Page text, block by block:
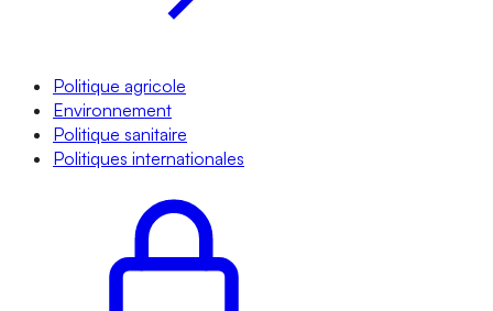
Politique agricole
Environnement
Politique sanitaire
Politiques internationales